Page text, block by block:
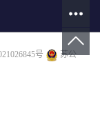
号 苏公